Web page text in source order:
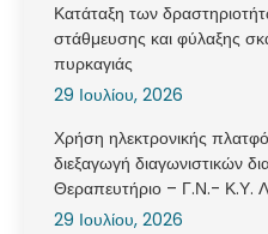
Κατάταξη των
στάθμευσης και φύλαξης
πυρκαγιάς
29 Ιουλίου, 2026
Χρήση ηλεκτρονικής
διεξαγωγή διαγωνιστικών
Θεραπευτήριο – Γ.Ν.- Κ.Υ.
29 Ιουλίου, 2026